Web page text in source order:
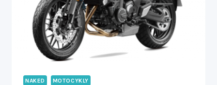
NAKED MOTOCYKLY